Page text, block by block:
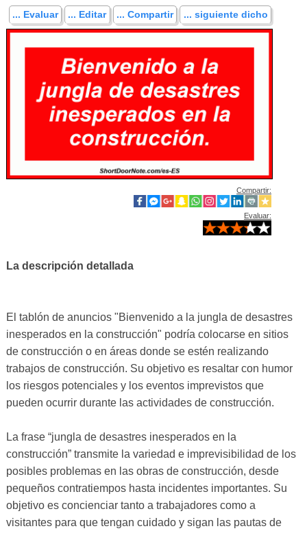
... Evaluar ... Editar ... Compartir ... siguiente dicho
Compartir:
Evaluar:
La descripción detallada
El tablón de anuncios "Bienvenido a la jungla de desastres
inesperados en la construcción" podría colocarse en sitios
de construcción o en áreas donde se estén realizando
trabajos de construcción. Su objetivo es resaltar con humor
los riesgos potenciales y los eventos imprevistos que
pueden ocurrir durante las actividades de construcción.
La frase “jungla de desastres inesperados en la
construcción” transmite la variedad e imprevisibilidad de los
posibles problemas en las obras de construcción, desde
pequeños contratiempos hasta incidentes importantes. Su
objetivo es concienciar tanto a trabajadores como a
visitantes para que tengan cuidado y sigan las pautas de